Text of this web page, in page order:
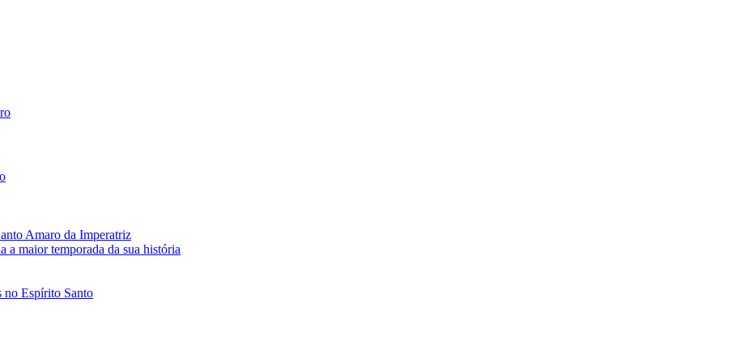
Amaro da Imperatriz
a maior temporada da sua história
Espírito Santo